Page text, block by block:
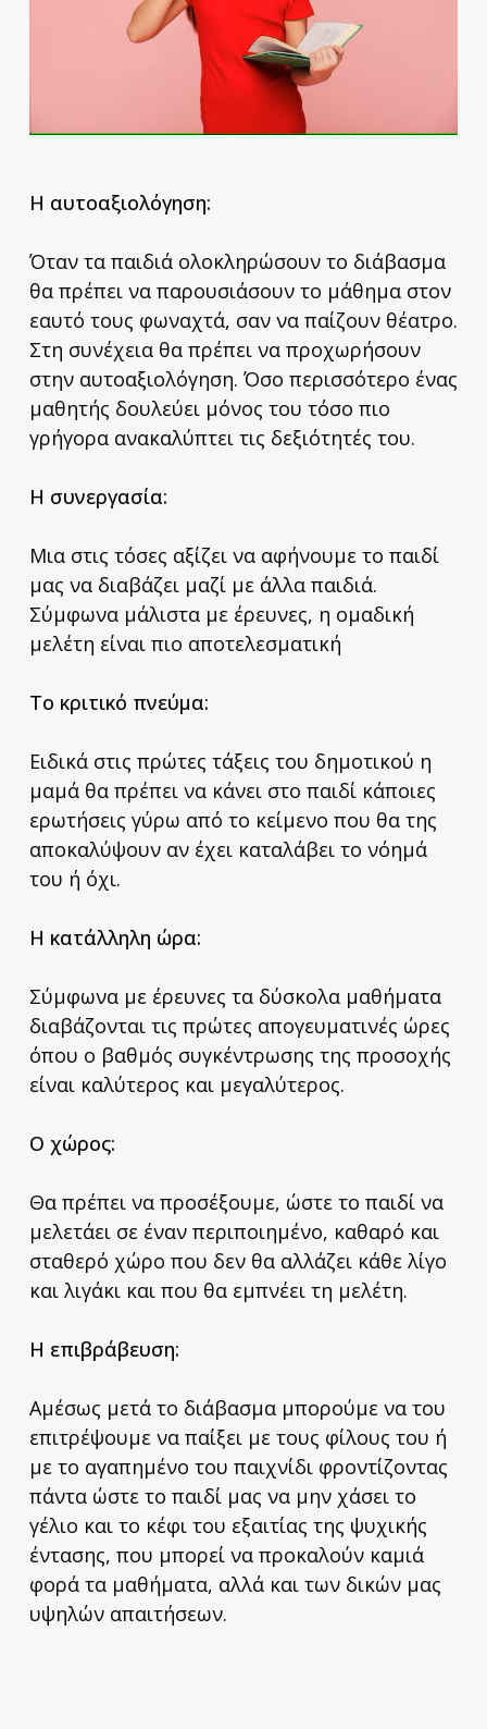
Η αυτοαξιολόγηση:
Όταν τα παιδιά ολοκληρώσουν το διάβασμα
θα πρέπει να παρουσιάσουν το μάθημα στον
εαυτό τους φωναχτά, σαν να παίζουν θέατρο.
Στη συνέχεια θα πρέπει να προχωρήσουν
στην αυτοαξιολόγηση. Όσο περισσότερο ένας
μαθητής δουλεύει μόνος του τόσο πιο
γρήγορα ανακαλύπτει τις δεξιότητές του.
Η συνεργασία:
Μια στις τόσες αξίζει να αφήνουμε το παιδί
μας να διαβάζει μαζί με άλλα παιδιά.
Σύμφωνα μάλιστα με έρευνες, η ομαδική
μελέτη είναι πιο αποτελεσματική
Το κριτικό πνεύμα:
Ειδικά στις πρώτες τάξεις του δημοτικού η
μαμά θα πρέπει να κάνει στο παιδί κάποιες
ερωτήσεις γύρω από το κείμενο που θα της
αποκαλύψουν αν έχει καταλάβει το νόημά
του ή όχι.
Η κατάλληλη ώρα:
Σύμφωνα με έρευνες τα δύσκολα μαθήματα
διαβάζονται τις πρώτες απογευματινές ώρες
όπου ο βαθμός συγκέντρωσης της προσοχής
είναι καλύτερος και μεγαλύτερος.
Ο χώρος:
Θα πρέπει να προσέξουμε, ώστε το παιδί να
μελετάει σε έναν περιποιημένο, καθαρό και
σταθερό χώρο που δεν θα αλλάζει κάθε λίγο
και λιγάκι και που θα εμπνέει τη μελέτη.
Η επιβράβευση:
Αμέσως μετά το διάβασμα μπορούμε να του
επιτρέψουμε να παίξει με τους φίλους του ή
με το αγαπημένο του παιχνίδι φροντίζοντας
πάντα ώστε το παιδί μας να μην χάσει το
γέλιο και το κέφι του εξαιτίας της ψυχικής
έντασης, που μπορεί να προκαλούν καμιά
φορά τα μαθήματα, αλλά και των δικών μας
υψηλών απαιτήσεων.